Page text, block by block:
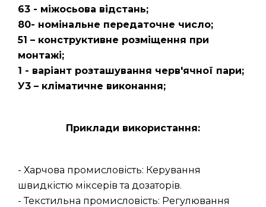
63 - міжосьова відстань;
80- номінальне передаточне число;
51 – конструктивне розміщення при
монтажі;
1 - варіант розташування черв'ячної пари;
У3 – кліматичне виконання;
Приклади використання:
- Харчова промисловість: Керування
швидкістю міксерів та дозаторів.
- Текстильна промисловість: Регулювання